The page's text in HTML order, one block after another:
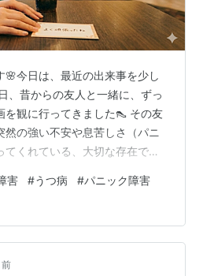
🌸今日は、最近の出来事を少し
、昔からの友人と一緒に、ずっ
を観に行ってきました👠 その友
然の強い不安や息苦しさ（パニ
てくれている、大切な存在で
観たい！」というワクワク。そ
途中で発作が出たらどうしよ
で安全に過ごす選択もできる。
館の大画面で観たい。 私は悩ん
択をしたとき、未来の自分がど
害 #うつ病 #パニック障害